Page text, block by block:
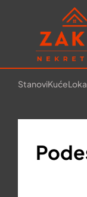
StanoviKuće